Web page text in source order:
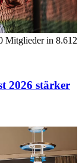
der Dienste
können
und
Mitglieder in 8.612
2026 stärker